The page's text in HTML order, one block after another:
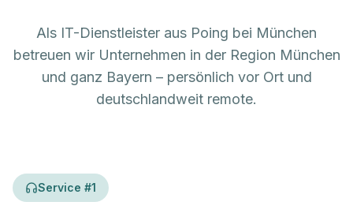
Als IT-Dienstleister aus Poing bei München
betreuen wir Unternehmen in der Region München
und ganz Bayern – persönlich vor Ort und
deutschlandweit remote.
Service #1